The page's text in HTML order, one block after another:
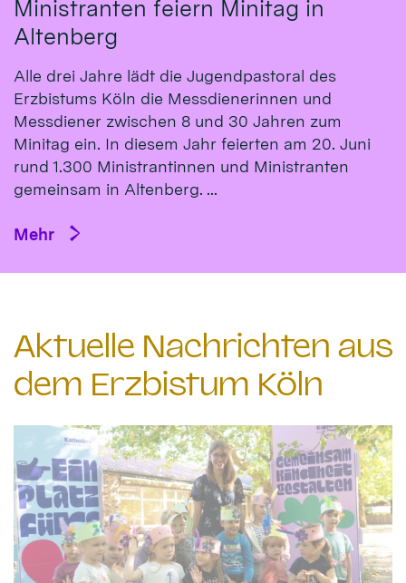
Ministranten feiern Minitag in
Altenberg
Alle drei Jahre lädt die Jugendpastoral des
Erzbistums Köln die Messdienerinnen und
Messdiener zwischen 8 und 30 Jahren zum
Minitag ein. In diesem Jahr feierten am 20. Juni
rund 1.300 Ministrantinnen und Ministranten
gemeinsam in Altenberg. ...
Mehr
Aktuelle Nachrichten aus
dem Erzbistum Köln